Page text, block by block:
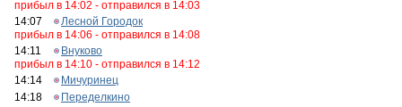
прибыл в 14:02 - отправился в 14:03
14:07
Лесной Городок
прибыл в 14:06 - отправился в 14:08
14:11
Внуково
прибыл в 14:10 - отправился в 14:12
14:14
Мичуринец
14:18
Переделкино